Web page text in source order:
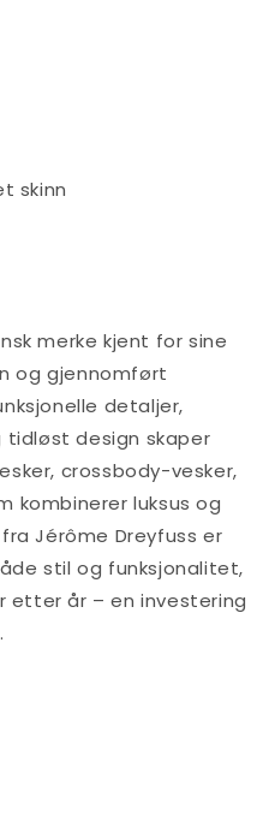
skinn
merke kjent for sine
og gjennomført
detaljer,
tidløst design skaper
crossbody-vesker,
kombinerer luksus og
Jérôme Dreyfuss er
stil og funksjonalitet,
etter år – en investering